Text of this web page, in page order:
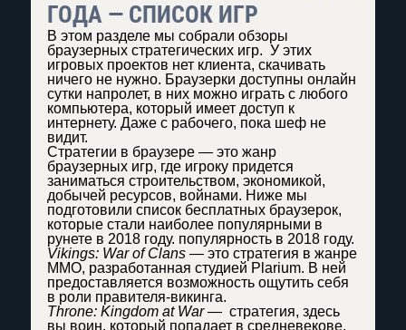
ГОДА — СПИСОК ИГР
В этом разделе мы собрали обзоры
браузерных стратегических игр. У этих
игровых проектов нет клиента, скачивать
ничего не нужно. Браузерки доступны онлайн
сутки напролет, в них можно играть с любого
компьютера, который имеет доступ к
интернету. Даже с рабочего, пока шеф не
видит.
Стратегии в браузере — это жанр
браузерных игр, где игроку придется
заниматься строительством, экономикой,
добычей ресурсов, войнами. Ниже мы
подготовили список бесплатных браузерок,
которые стали наиболее популярными в
рунете в 2018 году. популярность в 2018 году.
Vikings: War of Clans — это стратегия в жанре
ММО, разработанная студией Plarium. В ней
предоставляется возможность ощутить себя
в роли правителя-викинга.
Throne: Kingdom at War— стратегия, здесь
вы воин, который попадает в средневекове.